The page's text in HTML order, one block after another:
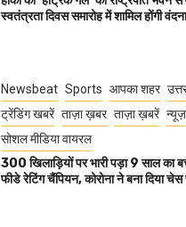
स्वतंत्रता दिवस समारोह में शामिल होंगी
Newsbeat Sports आपका शहर
ट्रेंडिंग खबरें ताज़ा ख़बर ताज़ा ख़बरें न्यूज़
सोशल मीडिया वायरल
300 खिलाड़ियों पर भारी पड़ा 9 साल का
फीडे रेटिंग चैंपियन, कोरोना ने बना दिया चेस